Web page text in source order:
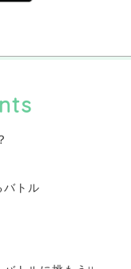
バトル